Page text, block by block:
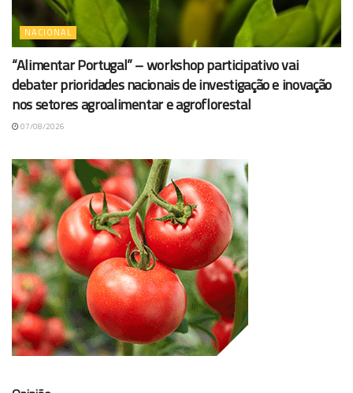
NACIONAL
“Alimentar Portugal” – workshop participativo vai
debater prioridades nacionais de investigação e inovação
nos setores agroalimentar e agroflorestal
07/08/2026